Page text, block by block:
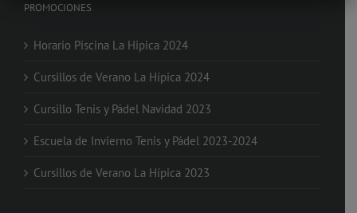
PROMOCIONES
Horario Piscina La Hipica 2024
Cursillos de Verano La Hípica 2024
Cursillo Tenis y Pádel Navidad 2023
Escuela de Invierno Tenis y Pádel 2023-2024
Cursillos de Verano La Hípica 2023